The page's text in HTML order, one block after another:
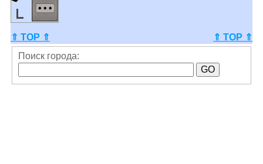
⇑ TOP ⇑
⇑ TOP ⇑
Поиск города: